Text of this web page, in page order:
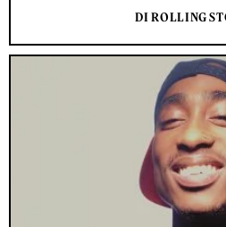
DI ROLLING